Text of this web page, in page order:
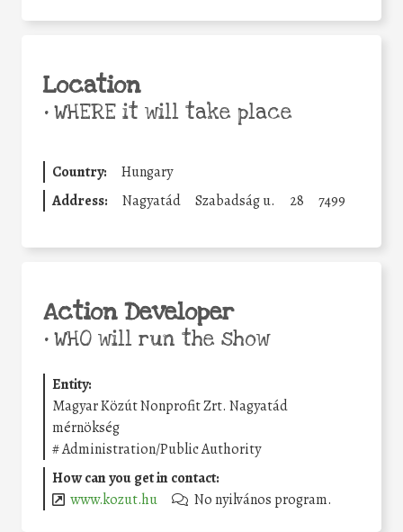
Location
•WHERE it will take place
Country:
Hungary
Address:
Nagyatád Szabadság u. 28 7499
Action Developer
•WHO will run the show
Entity:
Magyar Közút Nonprofit Zrt. Nagyatád
mérnökség
#Administration/Public Authority
How can you get in contact:
www.kozut.hu
No nyilvános program.